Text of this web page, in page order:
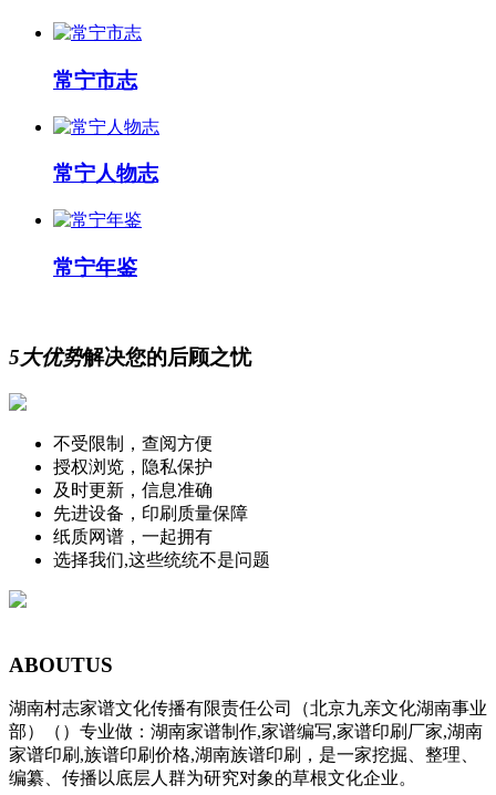
常宁市志
常宁人物志
常宁年鉴
5大优势解决您的后顾之忧
不受限制，查阅方便
授权浏览，隐私保护
及时更新，信息准确
先进设备，印刷质量保障
纸质网谱，一起拥有
选择我们,这些统统不是问题
ABOUTUS
湖南村志家谱文化传播有限责任公司（北京九亲文化湖南事业
部）（）专业做：湖南家谱制作,家谱编写,家谱印刷厂家,湖南
家谱印刷,族谱印刷价格,湖南族谱印刷，是一家挖掘、整理、
编纂、传播以底层人群为研究对象的草根文化企业。